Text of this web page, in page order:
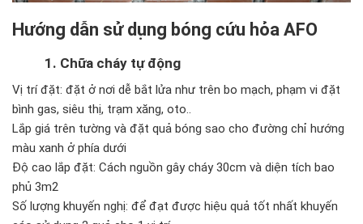
Hướng dẫn sử dụng bóng cứu hỏa AFO
1. Chữa cháy tự động
Vị trí đặt: đặt ở nơi dễ bắt lửa như trên bo mạch, phạm vi đặt
bình gas, siêu thị, trạm xăng, oto..
Lắp giá trên tường và đặt quả bóng sao cho đường chỉ hướng
màu xanh ở phía dưới
Độ cao lắp đặt: Cách nguồn gây cháy 30cm và diện tích bao
phủ 3m2
Số lượng khuyến nghị: để đạt được hiệu quả tốt nhất khuyến